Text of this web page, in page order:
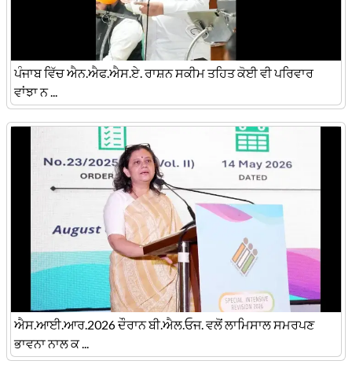
ਪੰਜਾਬ ਵਿੱਚ ਐਨ.ਐਫ.ਐਸ.ਏ. ਰਾਸ਼ਨ ਸਕੀਮ ਤਹਿਤ ਕੋਈ ਵੀ ਪਰਿਵਾਰ
ਵਾਂਝਾ ਨ ...
ਐਸ.ਆਈ.ਆਰ.2026 ਦੌਰਾਨ ਬੀ.ਐਲ.ਓਜ. ਵਲੋਂ ਲਾਮਿਸਾਲ ਸਮਰਪਣ
ਭਾਵਨਾ ਨਾਲ ਕ ...